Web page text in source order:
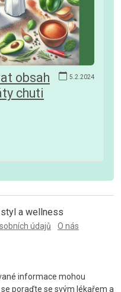
5.2.2024
obsah
chuti
a wellness
údajů O nás
informace mohou
poraďte se svým lékařem a